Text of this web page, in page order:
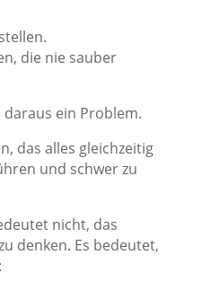
die nie sauber
ein Problem.
das alles gleichzeitig
und schwer zu
nicht, das
denken. Es bedeutet,